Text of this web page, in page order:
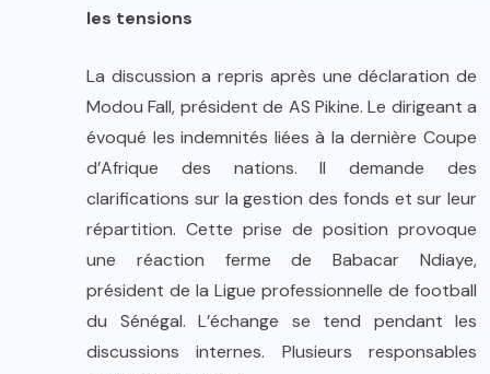
les tensions
La discussion a repris après une déclaration de
Modou Fall, président de AS Pikine. Le dirigeant a
évoqué les indemnités liées à la dernière Coupe
d’Afrique des nations. Il demande des
clarifications sur la gestion des fonds et sur leur
répartition. Cette prise de position provoque
une réaction ferme de Babacar Ndiaye,
président de la Ligue professionnelle de football
du Sénégal. L’échange se tend pendant les
discussions internes. Plusieurs responsables